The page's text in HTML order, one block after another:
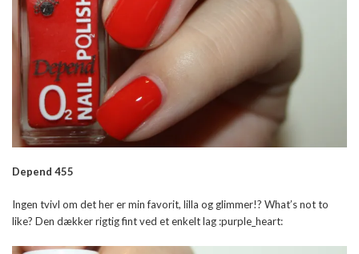
Depend 455
Ingen tvivl om det her er min favorit, lilla og glimmer!? What’s not to
like? Den dækker rigtig fint ved et enkelt lag :purple_heart: